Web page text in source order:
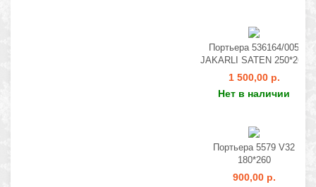
Портьера 536164/005
JAKARLI SATEN 250*260
1 500,00 р.
Нет в наличии
Портьера 5579 V32
180*260
900,00 р.